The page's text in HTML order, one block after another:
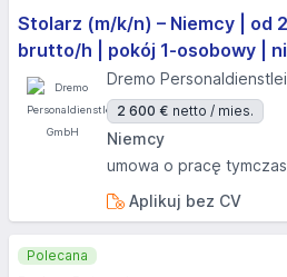
Stolarz (m/k/n) – Niemcy | od
brutto/h | pokój 1-osobowy |
Dremo
2 600 € netto / mies.
Niemcy
umowa o pracę
Aplikuj bez CV
Polecana